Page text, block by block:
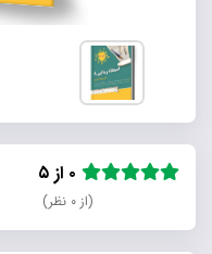
(از ۰ نظر)